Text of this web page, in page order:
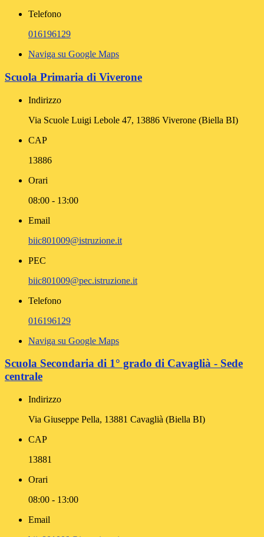
Telefono
016196129
Naviga su Google Maps
Scuola Primaria di Viverone
Indirizzo
Via Scuole Luigi Lebole 47, 13886 Viverone (Biella BI)
CAP
13886
Orari
08:00 - 13:00
Email
biic801009@istruzione.it
PEC
biic801009@pec.istruzione.it
Telefono
016196129
Naviga su Google Maps
Scuola Secondaria di 1° grado di Cavaglià - Sede
centrale
Indirizzo
Via Giuseppe Pella, 13881 Cavaglià (Biella BI)
CAP
13881
Orari
08:00 - 13:00
Email